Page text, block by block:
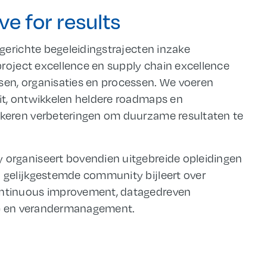
for results
begeleidingstrajecten inzake
excellence en supply chain excellence
organisaties en processen. We voeren
ontwikkelen heldere roadmaps en
verbeteringen om duurzame resultaten te
organiseert bovendien uitgebreide opleidingen
gelijkgestemde community bijleert over
improvement, datagedreven
verandermanagement.